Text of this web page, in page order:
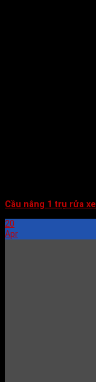
Cầu nâng 1 trụ rửa
20
Apr